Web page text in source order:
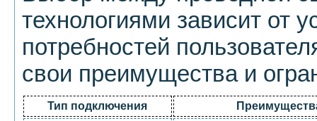
технологиями зависит от
потребностей
свои преимущества и
Тип подключения